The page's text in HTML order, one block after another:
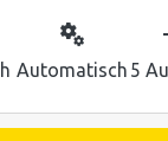
miscellaneous_services
Automatisch 5